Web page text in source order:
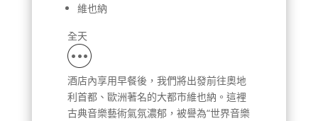
維也納
全天
酒店內享用早餐後，我們將出發前往奧地
利首都、歐洲著名的大都市維也納。這裡
古典音樂藝術氣氛濃郁，被譽為“世界音樂